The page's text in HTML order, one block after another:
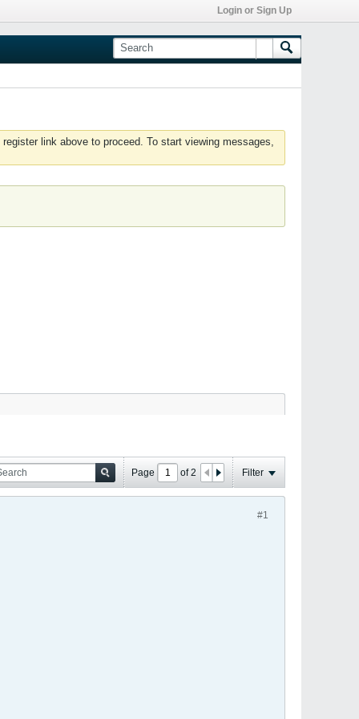
Login or Sign Up
link above to proceed. To start viewing messages,
Page of2 Filter
#1